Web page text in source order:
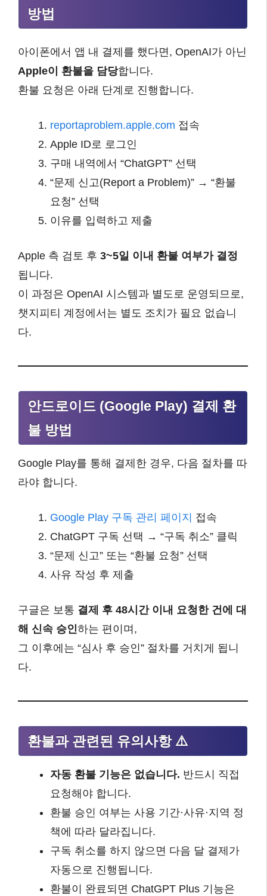
방법
아이폰에서 앱 내 결제를 했다면, OpenAI가 아닌
Apple이 환불을 담당합니다.
환불 요청은 아래 단계로 진행합니다.
reportaproblem.apple.com 접속
Apple ID로 로그인
구매 내역에서 “ChatGPT” 선택
“문제 신고(Report a Problem)” → “환불
요청” 선택
이유를 입력하고 제출
Apple 측 검토 후 3~5일 이내 환불 여부가 결정
됩니다.
이 과정은 OpenAI 시스템과 별도로 운영되므로,
챗지피티 계정에서는 별도 조치가 필요 없습니
다.
안드로이드 (Google Play) 결제 환
불 방법
Google Play를 통해 결제한 경우, 다음 절차를 따
라야 합니다.
Google Play 구독 관리 페이지 접속
ChatGPT 구독 선택 → “구독 취소” 클릭
“문제 신고” 또는 “환불 요청” 선택
사유 작성 후 제출
구글은 보통 결제 후 48시간 이내 요청한 건에 대
해 신속 승인하는 편이며,
그 이후에는 “심사 후 승인” 절차를 거치게 됩니
다.
환불과 관련된 유의사항 ⚠️
자동 환불 기능은 없습니다. 반드시 직접
요청해야 합니다.
환불 승인 여부는 사용 기간·사유·지역 정
책에 따라 달라집니다.
구독 취소를 하지 않으면 다음 달 결제가
자동으로 진행됩니다.
환불이 완료되면 ChatGPT Plus 기능은